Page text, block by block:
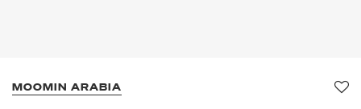
MOOMIN ARABIA